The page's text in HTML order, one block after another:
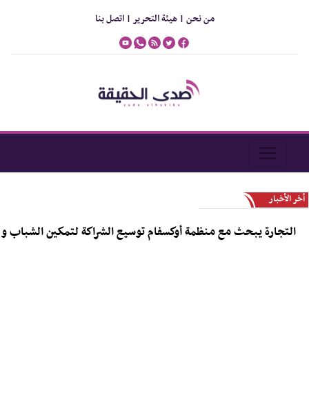
من نحن |هيئة التحرير |اتصل بنا
أخر الأخبار
يبحث مع منظمة أوكسفام توسيع الشراكة لتمكين الشباب و دعم